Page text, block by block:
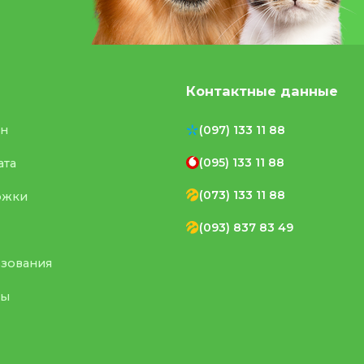
Контактные данные
(097) 133 11 88
(095) 133 11 88
(073) 133 11 88
(093) 837 83 49